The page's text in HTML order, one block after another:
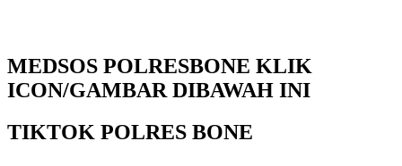
MEDSOS POLRESBONE KLIK
ICON/GAMBAR DIBAWAH INI
TIKTOK POLRES BONE